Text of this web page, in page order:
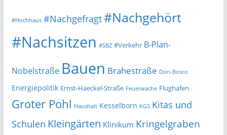
#Hochhaus #Nachgefragt#Nachgehört
#Nachsitzen #SBZ #Verkehr B-Plan-
Nobelstraße Bauen Brahestraße Don-Bosco
Energiepolitik Ernst-Haeckel-Straße Feuerwache Flughafen
Groter Pohl Haushalt Kesselborn KGS Kitas und
Schulen Kleingärten Klinikum Kringelgraben